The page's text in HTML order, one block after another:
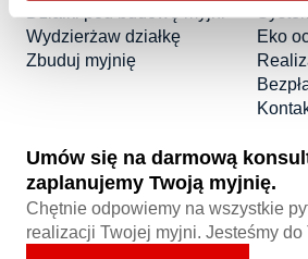
Wydzierżaw działkę
Zbuduj myjnię
Eko
Umów się na darmową
zaplanujemy Twoją myjnię.
Chętnie odpowiemy na wszystkie
realizacji Twojej myjni. Jesteśmy